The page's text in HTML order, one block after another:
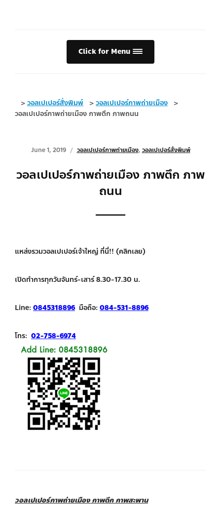
Click for Menu
>วอลเปเปอร์สั่งพิมพ์ >วอลเปเปอร์ภาพถ่ายเมือง >
วอลเปเปอร์ภาพถ่ายเมือง ภาพตึก ภาพถนน
June 1, 2019 วอลเปเปอร์ภาพถ่ายเมือง, วอลเปเปอร์สั่งพิมพ์
วอลเปเปอร์ภาพถ่ายเมือง ภาพตึก ภาพ
ถนน
แหล่งรวมวอลเปเปอร์เจ้าใหญ่ ที่นี่!! (คลิกเลย)
เปิดทำการทุกวันจันทร์-เสาร์ 8.30-17.30 น.
Line: 0845318896 มือถือ: 084-531-8896
โทร: 02-758-6974
วอลเปเปอร์ภาพถ่ายเมือง ภาพตึก ภาพสะพาน